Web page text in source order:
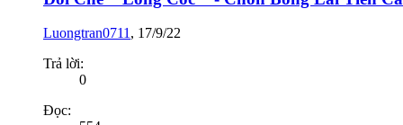
Luongtran0711, 17/9/22
Trả lời:
0
Đọc: